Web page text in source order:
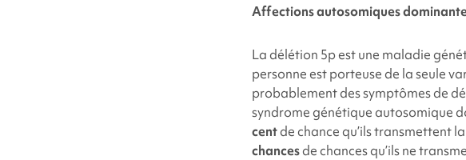
Affections autosomiques
La délétion 5p est une maladie
personne est porteuse de la seule
probablement des symptômes de
syndrome génétique autosomique
centde chance qu’ils transmettent
chancesde chances qu’ils ne